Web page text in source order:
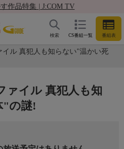
作品特集 | J:COM TV
CS番組一覧 番組表
検索
イル 真犯人も知らない"温かい死
ァイル 真犯人も知
"の謎!